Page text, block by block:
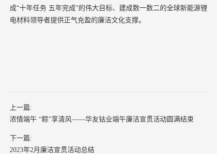
成“十年任务 五年完成”的伟大目标、建成数一数二的全球新能源锂
电材料领导者提供正气充盈的廉洁文化支撑。
上一篇:
浓情端午 “粽”享清风——华友钴业端午廉洁宣贯活动圆满结束
下一篇:
2023年2月廉洁宣贯活动总结